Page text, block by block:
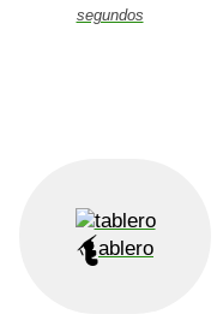
segundos
ablero